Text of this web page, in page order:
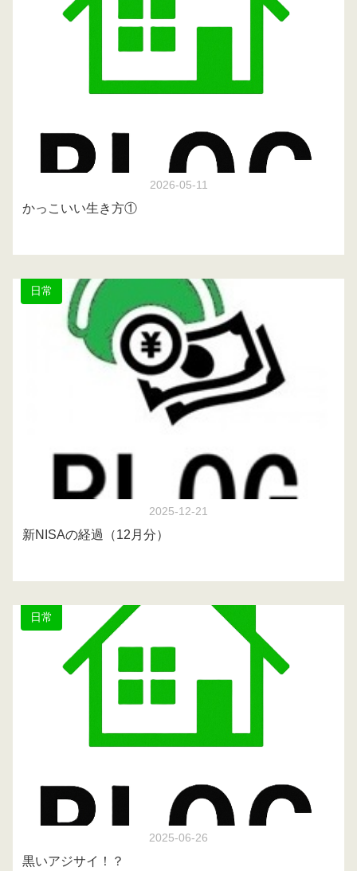
2026-05-11
かっこいい生き方①
日常
2025-12-21
新NISAの経過（12月分）
日常
2025-06-26
黒いアジサイ！？